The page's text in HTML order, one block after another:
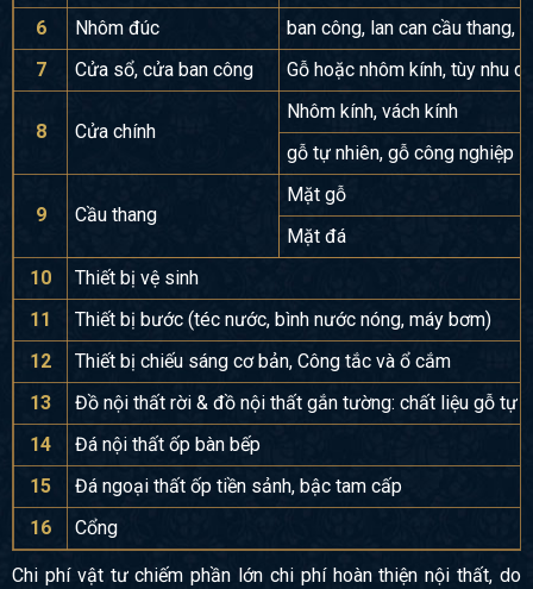
6
Nhôm đúc
ban công, lan can cầu thang,
7
Cửa sổ, cửa ban công Gỗ hoặc nhôm kính, tùy nhu
8 Cửa chính
Nhôm kính, vách kính
gỗ tự nhiên, gỗ công nghiệp
9 Cầu thang
Mặt gỗ
Mặt đá
10
Thiết bị vệ sinh
11
Thiết bị bước (téc nước, bình nước nóng, máy bơm)
12
Thiết bị chiếu sáng cơ bản, Công tắc và ổ cắm
13
Đồ nội thất rời & đồ nội thất gắn tường: chất liệu gỗ tự
14
Đá nội thất ốp bàn bếp
15
Đá ngoại thất ốp tiền sảnh, bậc tam cấp
16
Cổng
Chi phí vật tư chiếm phần lớn chi phí hoàn thiện nội thất, do